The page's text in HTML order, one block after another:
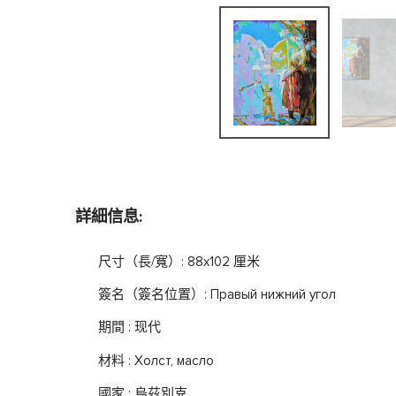
詳細信息:
尺寸（長/寬）: 88x102 厘米
簽名（簽名位置）: Правый нижний угол
期間 : 现代
材料 : Холст, масло